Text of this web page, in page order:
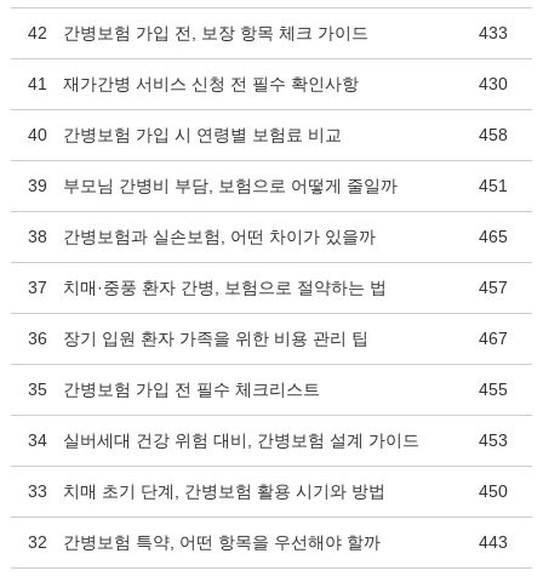
42 간병보험 가입 전, 보장 항목 체크 가이드 433
41 재가간병 서비스 신청 전 필수 확인사항 430
40 간병보험 가입 시 연령별 보험료 비교 458
39 부모님 간병비 부담, 보험으로 어떻게 줄일까 451
38 간병보험과 실손보험, 어떤 차이가 있을까 465
37 치매·중풍 환자 간병, 보험으로 절약하는 법 457
36 장기 입원 환자 가족을 위한 비용 관리 팁 467
35 간병보험 가입 전 필수 체크리스트 455
34 실버세대 건강 위험 대비, 간병보험 설계 가이드 453
33 치매 초기 단계, 간병보험 활용 시기와 방법 450
32 간병보험 특약, 어떤 항목을 우선해야 할까 443